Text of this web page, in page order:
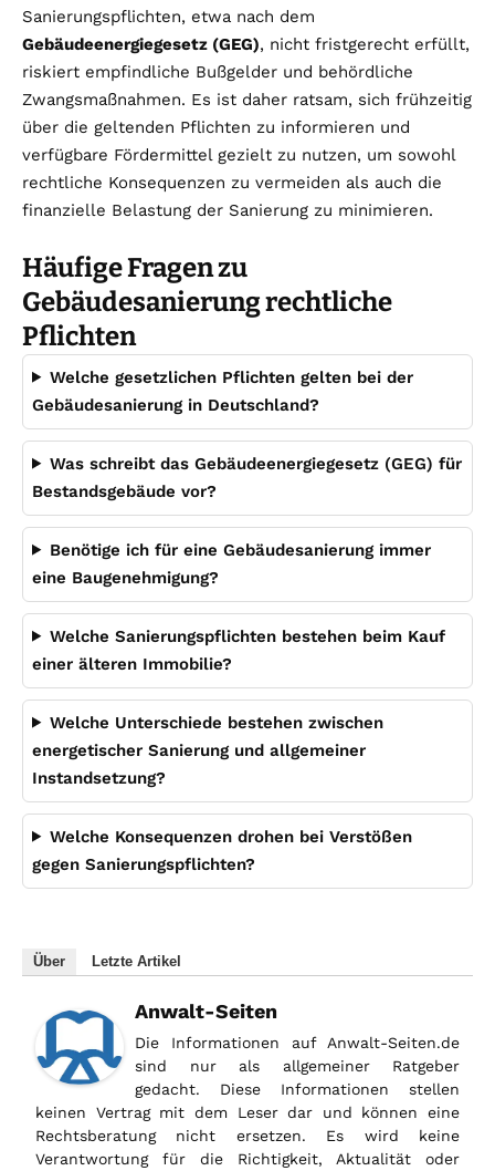
Sanierungspflichten, etwa nach dem
Gebäudeenergiegesetz (GEG), nicht fristgerecht erfüllt,
riskiert empfindliche Bußgelder und behördliche
Zwangsmaßnahmen. Es ist daher ratsam, sich frühzeitig
über die geltenden Pflichten zu informieren und
verfügbare Fördermittel gezielt zu nutzen, um sowohl
rechtliche Konsequenzen zu vermeiden als auch die
finanzielle Belastung der Sanierung zu minimieren.
Häufige Fragen zu
Gebäudesanierung rechtliche
Pflichten
Welche gesetzlichen Pflichten gelten bei der
Gebäudesanierung in Deutschland?
Was schreibt das Gebäudeenergiegesetz (GEG) für
Bestandsgebäude vor?
Benötige ich für eine Gebäudesanierung immer
eine Baugenehmigung?
Welche Sanierungspflichten bestehen beim Kauf
einer älteren Immobilie?
Welche Unterschiede bestehen zwischen
energetischer Sanierung und allgemeiner
Instandsetzung?
Welche Konsequenzen drohen bei Verstößen
gegen Sanierungspflichten?
Über Letzte Artikel
Anwalt-Seiten
Die Informationen auf Anwalt-Seiten.de
sind nur als allgemeiner Ratgeber
gedacht. Diese Informationen stellen
keinen Vertrag mit dem Leser dar und können eine
Rechtsberatung nicht ersetzen. Es wird keine
Verantwortung für die Richtigkeit, Aktualität oder